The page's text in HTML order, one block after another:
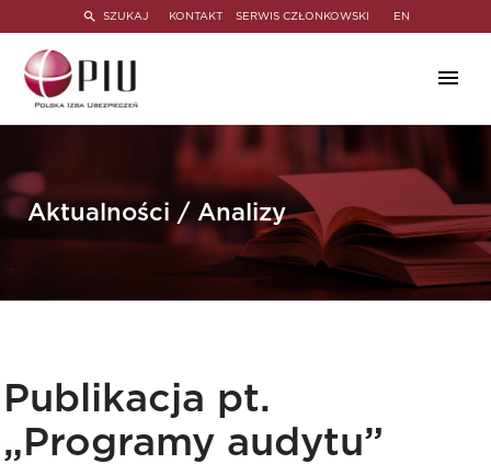
SZUKAJ KONTAKT SERWIS CZŁONKOWSKI EN
Aktualności / Analizy
Publikacja pt.
„Programy audytu”